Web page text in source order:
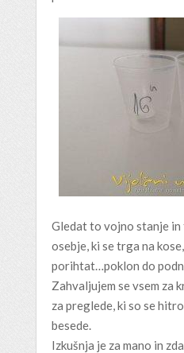
Gledat to vojno stanje in
osebje, ki se trga na
porihtat…poklon do
Zahvaljujem se vsem za
za preglede, ki so se
besede.
Izkušnja je za mano in